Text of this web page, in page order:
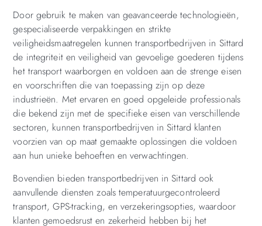
Door gebruik te maken van geavanceerde technologieën,
gespecialiseerde verpakkingen en strikte
veiligheidsmaatregelen kunnen transportbedrijven in Sittard
de integriteit en veiligheid van gevoelige goederen tijdens
het transport waarborgen en voldoen aan de strenge eisen
en voorschriften die van toepassing zijn op deze
industrieën. Met ervaren en goed opgeleide professionals
die bekend zijn met de specifieke eisen van verschillende
sectoren, kunnen transportbedrijven in Sittard klanten
voorzien van op maat gemaakte oplossingen die voldoen
aan hun unieke behoeften en verwachtingen.
Bovendien bieden transportbedrijven in Sittard ook
aanvullende diensten zoals temperatuurgecontroleerd
transport, GPS-tracking, en verzekeringsopties, waardoor
klanten gemoedsrust en zekerheid hebben bij het